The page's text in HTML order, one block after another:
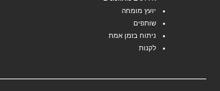
יועץ מומחה
שותפים
ניתוח בזמן אמת
לקנות